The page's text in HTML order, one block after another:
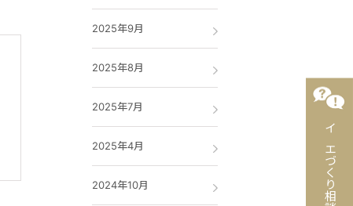
2025年9月
2025年8月
2025年7月
2025年4月
2024年10月 イエづくり相談会